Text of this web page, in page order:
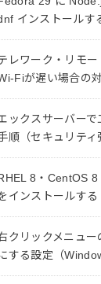
インストールす
レワーク・リモ
Fiが遅い場合の
ックスサーバーで
順（セキュリティ
8・CentOS
インストールする
クリックメニュー
する設定（